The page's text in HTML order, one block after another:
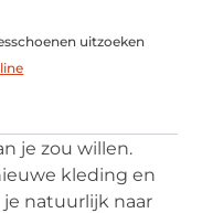
uitzoeken
je zou willen.
kleding en
natuurlijk naar